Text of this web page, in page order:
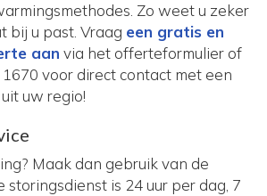
Zo weet u zeker
bij u past. Vraag een gratis en
aan via het offerteformulier of
voor direct contact met een
uw regio!
Maak dan gebruik van de
storingsdienst is 24 uur per dag, 7